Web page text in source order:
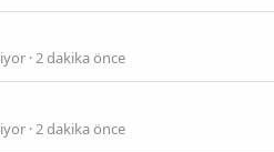
2 dakika önce
2 dakika önce